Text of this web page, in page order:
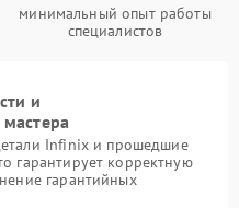
минимальный опыт работы
специалистов
и
Infinix и прошедшие
гарантирует корректную
гарантийных